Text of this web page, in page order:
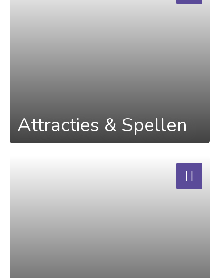
Attracties & Spellen